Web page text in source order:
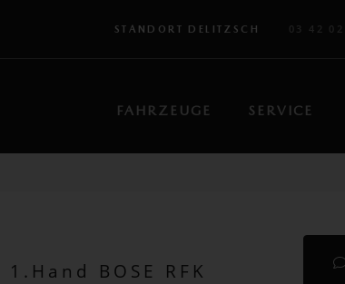
STANDORT DELITZSCH 03 42
FAHRZEUGE SERVICE
BOSE RFK